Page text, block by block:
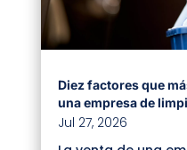
Diez factores que
una empresa de
Jul 27, 2026